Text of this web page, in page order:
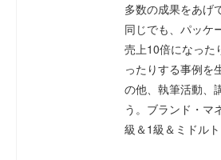
多数の成果をあげ
同じでも、パッケ
売上10倍になった
ったりする事例を
の他、執筆活動、
う。ブランド・マ
級＆1級＆ミドルト